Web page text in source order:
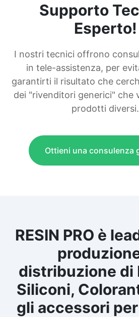
Supporto
Esperto!
I nostri tecnici offrono
in tele-assistenza, per
garantirti il risultato che
dei "rivenditori generici" che
prodotti diversi.
Ottieni una consulenza
RESIN PRO è
distribuzione di
Siliconi,
gli accessori